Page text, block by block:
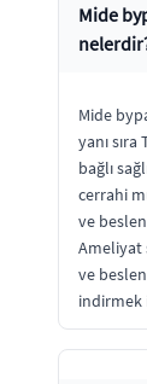
Mide
Mide
yanı
bağlı
cerrahi
ve
Ameliyat
ve
indirmek